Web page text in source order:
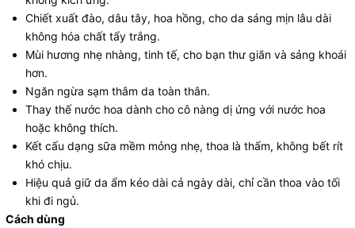
Chiết xuất đào, dâu tây, hoa hồng, cho da sáng mịn lâu dài
không hóa chất tẩy trắng.
Mùi hương nhẹ nhàng, tinh tế, cho bạn thư giãn và sảng khoái
hơn.
Ngăn ngừa sạm thâm da toàn thân.
Thay thế nước hoa dành cho cô nàng dị ứng với nước hoa
hoặc không thích.
Kết cấu dạng sữa mềm mỏng nhẹ, thoa là thấm, không bết rít
khó chịu.
Hiệu quả giữ da ẩm kéo dài cả ngày dài, chỉ cần thoa vào tối
khi đi ngủ.
Cách dùng